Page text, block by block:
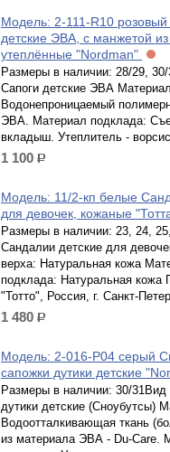
Модель: 2-111-R10 розовый
детские ЭВА, с манжетой из
утеплённые "Nordman"
Размеры в наличии: 28/29,
Сапоги детские ЭВА
Водонепроницаемый
ЭВА. Материал подклада:
вкладыш. Утеплитель -
1 100 р.
Модель: 11/2-кп белые
для девочек, кожаные
Размеры в наличии: 23, 24,
Сандалии детские для
верха: Натуральная кожа
подклада: Натуральная кожа
"Тотто", Россия, г. Санкт-
1 480 р.
Модель: 2-016-Р04 серый
сапожки дутики детские
Размеры в наличии: 30/
дутики детские (Сноубутсы)
Водоотталкивающая ткань
из материала ЭВА - Du-Care.